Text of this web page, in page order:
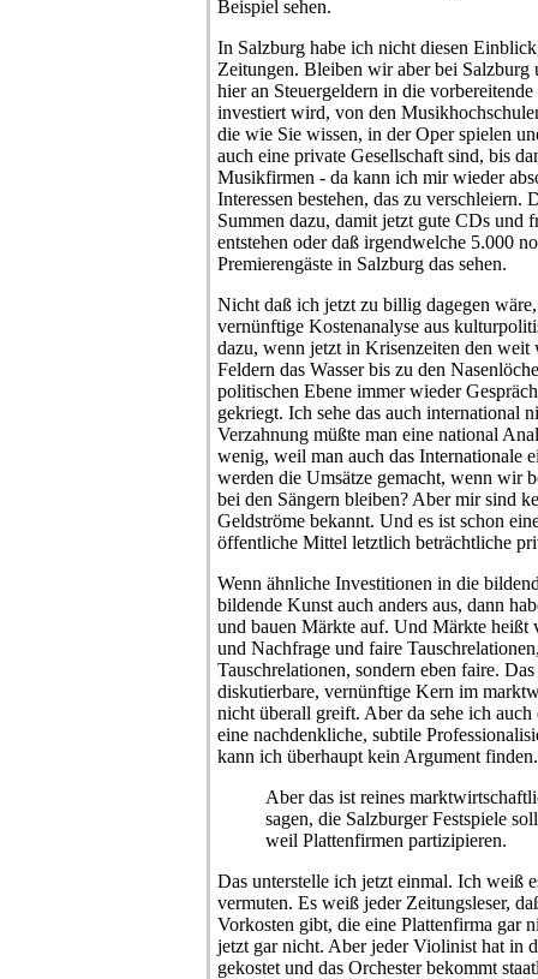
Beispiel sehen.
In Salzburg habe ich nicht diesen
Zeitungen. Bleiben wir aber bei Salzburg
hier an Steuergeldern in die
investiert wird, von den
die wie Sie wissen, in der Oper spielen
auch eine private Gesellschaft sind, bis
Musikfirmen - da kann ich mir wieder
Interessen bestehen, das zu verschleiern.
Summen dazu, damit jetzt gute CDs und
entstehen oder daß irgendwelche 5.000
Premierengäste in Salzburg das sehen.
Nicht daß ich jetzt zu billig dagegen
vernünftige Kostenanalyse aus
dazu, wenn jetzt in Krisenzeiten den weit
Feldern das Wasser bis zu den
politischen Ebene immer wieder
gekriegt. Ich sehe das auch international
Verzahnung müßte man eine national
wenig, weil man auch das Internationale
werden die Umsätze gemacht, wenn wir
bei den Sängern bleiben? Aber mir sind
Geldströme bekannt. Und es ist schon
öffentliche Mittel letztlich beträchtliche
Wenn ähnliche Investitionen in die
bildende Kunst auch anders aus, dann
und bauen Märkte auf. Und Märkte heißt
und Nachfrage und faire
Tauschrelationen, sondern eben faire.
diskutierbare, vernünftige Kern im
nicht überall greift. Aber da sehe ich auch
eine nachdenkliche, subtile
kann ich überhaupt kein Argument finden.
Aber das ist reines
sagen, die Salzburger Festspiele
weil Plattenfirmen partizipieren.
Das unterstelle ich jetzt einmal. Ich weiß
vermuten. Es weiß jeder Zeitungsleser,
Vorkosten gibt, die eine Plattenfirma gar
jetzt gar nicht. Aber jeder Violinist hat in
gekostet und das Orchester bekommt